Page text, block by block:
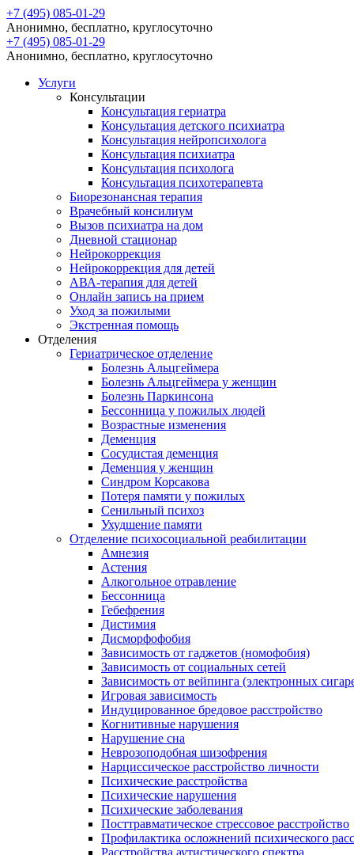
+7 (495) 085-01-29
Анонимно, бесплатно, круглосуточно
+7 (495) 085-01-29
Анонимно, бесплатно, круглосуточно
Услуги
Консультации
Консультация гериатра
Консультация детского психиатра
Консультация нейропсихолога
Консультация психиатра
Консультация психолога
Консультация психотерапевта
Биорезонансная терапия
Врачебный консилиум
Вызов психиатра на дом
Дневной стационар
Нейрокоррекция
Нейрокоррекция для детей
АВА-терапия для детей
Онлайн запись на прием
Уход за пожилыми
Экстренная помощь
Отделения
Гериатрическое отделение
Болезнь Альцгеймера
Болезнь Альцгеймера у женщин
Болезнь Паркинсона
Бессонница у пожилых людей
Возрастные изменения
Деменция
Сосудистая деменция
Деменция у женщин
Синдром Корсакова
Потеря памяти у пожилых
Сенильный психоз
Ухудшение памяти
Отделение психосоциальной реабилитации
Амнезия
Астения
Алкогольное отравление
Бессонница
Гебефрения
Дистимия
Дисморфофобия
Зависимость от гаджетов (номофобия)
Зависимость от социальных сетей
Зависимость от вейпинга (электронных
Игровая зависимость
Индуцированное бредовое расстройство
Когнитивные нарушения
Нарушение сна
Неврозоподобная шизофрения
Нарциссическое расстройство личности
Психические расстройства
Психические нарушения
Психические заболевания
Посттравматическое стрессовое расстройство
Профилактика осложнений психического
Расстройства аутистического спектра